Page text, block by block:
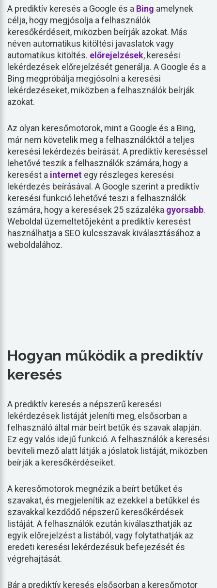
A prediktív keresés a Google és a Bing amelynek
célja, hogy megjósolja a felhasználók
keresőkérdéseit, miközben beírják azokat. Más
néven automatikus kitöltési javaslatok vagy
automatikus kitöltés. előrejelzések, keresési
lekérdezések előrejelzését generálja. A Google és a
Bing megpróbálja megjósolni a keresési
lekérdezéseket, miközben a felhasználók beírják
azokat.
Az olyan keresőmotorok, mint a Google és a Bing,
már nem követelik meg a felhasználóktól a teljes
keresési lekérdezés beírását. A prediktív kereséssel
lehetővé teszik a felhasználók számára, hogy a
keresést a internet egy részleges keresési
lekérdezés beírásával. A Google szerint a prediktív
keresési funkció lehetővé teszi a felhasználók
számára, hogy a keresések 25 százaléka gyorsabb.
Weboldal üzemeltetőjeként a prediktív keresést
használhatja a SEO kulcsszavak kiválasztásához a
weboldalához.
Hogyan működik a prediktív
keresés
A prediktív keresés a népszerű keresési
lekérdezések listáját jeleníti meg, elsősorban a
felhasználó által már beírt betűk és szavak alapján.
Ez egy valós idejű funkció. A felhasználók a keresési
beviteli mező alatt látják a jóslatok listáját, miközben
beírják a keresőkérdéseiket.
A keresőmotorok megnézik a beírt betűket és
szavakat, és megjelenítik az ezekkel a betűkkel és
szavakkal kezdődő népszerű keresőkérdések
listáját. A felhasználók ezután kiválaszthatják az
egyik előrejelzést a listából, vagy folytathatják az
eredeti keresési lekérdezésük befejezését és
végrehajtását.
Bár a prediktív keresés elsősorban a keresőmotor